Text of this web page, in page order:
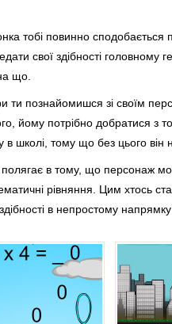
тобі повинно
свої здібності головному
що.
ти познайомишся зі своїм
йому потрібно добратися
в школі, тому що без цього
в тому, що персонаж
рівняння. Цим хтось
в непростому